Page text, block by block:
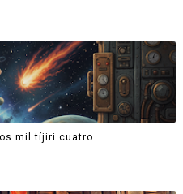
mil tíjiri cuatro